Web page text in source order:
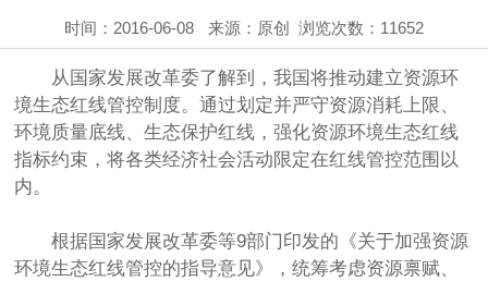
时间：2016-06-08 来源：原创 浏览次数：11652
从国家发展改革委了解到，我国将推动建立资源环
境生态红线管控制度。通过划定并严守资源消耗上限、
环境质量底线、生态保护红线，强化资源环境生态红线
指标约束，将各类经济社会活动限定在红线管控范围以
内。
根据国家发展改革委等9部门印发的《关于加强资源
环境生态红线管控的指导意见》，统筹考虑资源禀赋、